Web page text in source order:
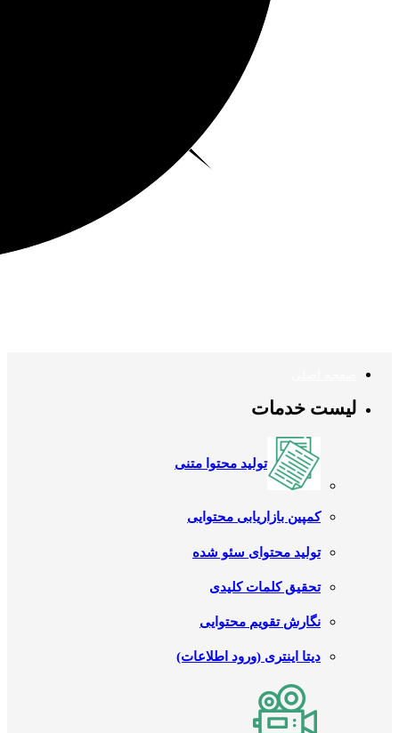
لیست خدمات
تولید محتوا متنی
کمپین بازاریابی محتوایی
تولید محتوای سئو شده
تحقیق کلمات کلیدی
نگارش تقویم محتوایی
دیتا اینتری (ورود اطلاعات)